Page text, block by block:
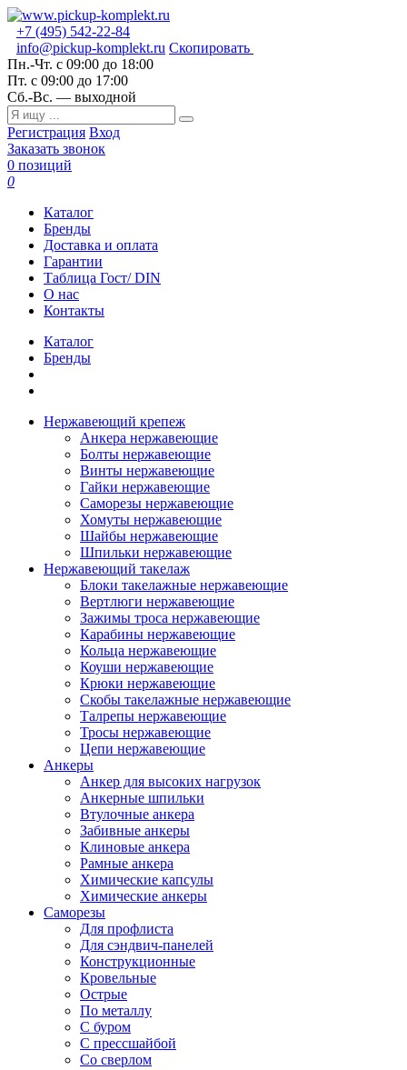
+7 (495) 542-22-84
info@pickup-komplekt.ru Скопировать
Пн.-Чт. с 09:00 до 18:00
Пт. с 09:00 до 17:00
Сб.-Вс. — выходной
Регистрация Вход
Заказать звонок
0 позиций
0
Каталог
Бренды
Доставка и оплата
Гарантии
Таблица Гост/ DIN
О нас
Контакты
Каталог
Бренды
Нержавеющий крепеж
Анкера нержавеющие
Болты нержавеющие
Винты нержавеющие
Гайки нержавеющие
Саморезы нержавеющие
Хомуты нержавеющие
Шайбы нержавеющие
Шпильки нержавеющие
Нержавеющий такелаж
Блоки такелажные нержавеющие
Вертлюги нержавеющие
Зажимы троса нержавеющие
Карабины нержавеющие
Кольца нержавеющие
Коуши нержавеющие
Крюки нержавеющие
Скобы такелажные нержавеющие
Талрепы нержавеющие
Тросы нержавеющие
Цепи нержавеющие
Анкеры
Анкер для высоких нагрузок
Анкерные шпильки
Втулочные анкера
Забивные анкеры
Клиновые анкера
Рамные анкера
Химические капсулы
Химические анкеры
Саморезы
Для профлиста
Для сэндвич-панелей
Конструкционные
Кровельные
Острые
По металлу
С буром
С прессшайбой
Со сверлом